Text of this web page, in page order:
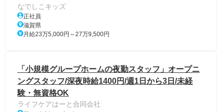
なでしこキッズ
正社員
滋賀県
月給23万5,000円～27万9,500円
「小規模グループホームの夜勤スタッフ」オープニ
ングスタッフ/深夜時給1400円/週1日から3日/未経
験・無資格OK
ライフケアはーと合同会社